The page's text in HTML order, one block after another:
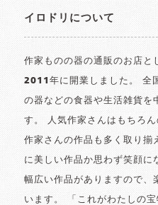
イロドリについて
作家ものの器の通販のお店と
2011年に開業しました。 全
の器などの食器や生活雑貨を
す。 人気作家さんはもちろ
作家さんの作品も多く取り揃
に美しい作品か思わず笑顔に
幅広い作品がありますので、
います。 「これがわたしの